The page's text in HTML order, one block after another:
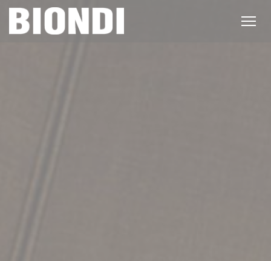
Personnalisation de vos choix en matière de cookies